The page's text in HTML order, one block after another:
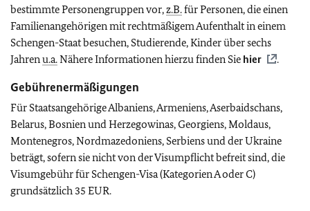
bestimmte Personengruppen vor,z.B.für Personen, die einen
Familienangehörigen mit rechtmäßigem Aufenthalt in einem
Schengen-Staat besuchen, Studierende, Kinder über sechs
Jahrenu.a.Nähere Informationen hierzu finden Sie hier .
Gebührenermäßigungen
Für Staatsangehörige Albaniens, Armeniens, Aserbaidschans,
Belarus, Bosnien und Herzegowinas, Georgiens, Moldaus,
Montenegros, Nordmazedoniens, Serbiens und der Ukraine
beträgt, sofern sie nicht von der Visumpflicht befreit sind, die
Visumgebühr für Schengen-Visa (Kategorien A oder C)
grundsätzlich 35 EUR.